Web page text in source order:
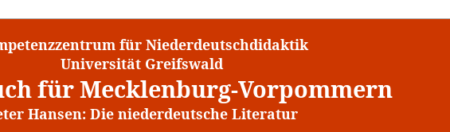
für Niederdeutschdidaktik
Universität Greifswald
für Mecklenburg-Vorpommern
Hansen: Die niederdeutsche Literatur